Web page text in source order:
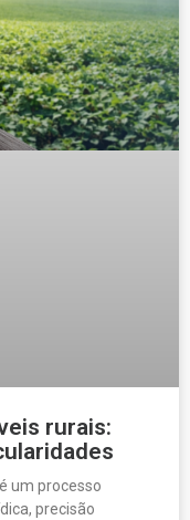
rurais:
um processo
precisão